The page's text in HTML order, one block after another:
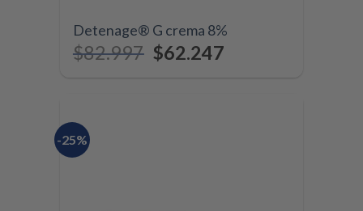
Detenage® G crema 8%
$82.997 $62.247
-25%